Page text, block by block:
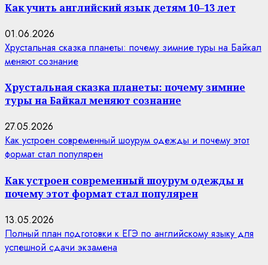
Как учить английский язык детям 10–13 лет
01.06.2026
Хрустальная сказка планеты: почему зимние туры на Байкал
меняют сознание
Хрустальная сказка планеты: почему зимние
туры на Байкал меняют сознание
27.05.2026
Как устроен современный шоурум одежды и почему этот
формат стал популярен
Как устроен современный шоурум одежды и
почему этот формат стал популярен
13.05.2026
Полный план подготовки к ЕГЭ по английскому языку для
успешной сдачи экзамена